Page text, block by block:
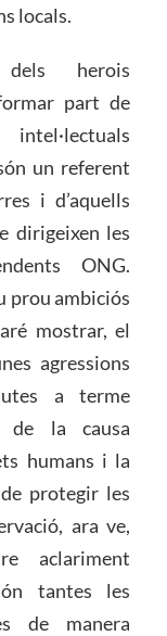
locals.
herois
part de
un referent
i d’aquells
dirigeixen les
ONG.
prou ambiciós
mostrar, el
agressions
a terme
de la causa
humans i la
protegir les
ara ve,
aclariment
tantes les
de manera